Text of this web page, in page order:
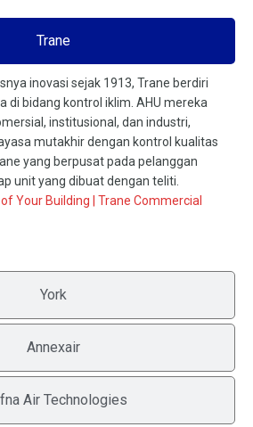
Trane
York
Annexair
Air Technologies
inovasi sejak 1913, Trane berdiri
di bidang kontrol iklim. AHU mereka
institusional, dan industri,
mutakhir dengan kontrol kualitas
yang berpusat pada pelanggan
unit yang dibuat dengan teliti.
Your Building | Trane Commercial